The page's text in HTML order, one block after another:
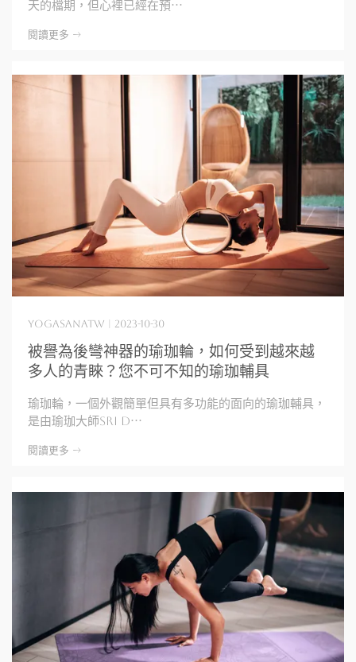
天的檔期，但心裡已經在預⋯
閱讀更多 ->
被譽為後彎神器的瑜珈輪，如何受到越來越
多人的青睞？您不可不知的瑜珈輔具
yogasanatw | 2023-10-30
瑜珈輪，一個外觀簡單但具有多功能的面向的瑜珈輔具，
是由瑜珈大師Sri D⋯
閱讀更多 ->